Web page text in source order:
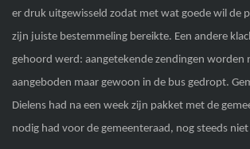
er druk uitgewisseld zodat met wat goede wil de
zijn juiste bestemmeling bereikte. Een andere
gehoord werd: aangetekende zendingen worden
aangeboden maar gewoon in de bus gedropt.
Dielens had na een week zijn pakket met de
nodig had voor de gemeenteraad, nog steeds